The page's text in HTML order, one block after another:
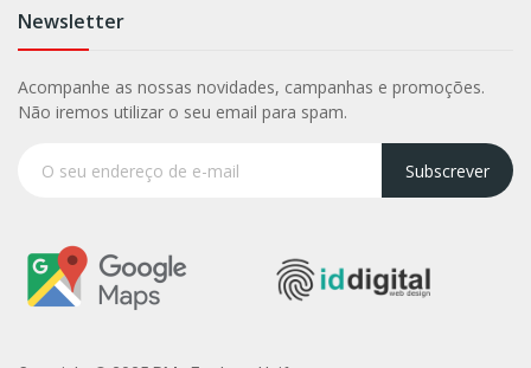
Newsletter
Acompanhe as nossas novidades, campanhas e promoções.
Não iremos utilizar o seu email para spam.
Subscrever